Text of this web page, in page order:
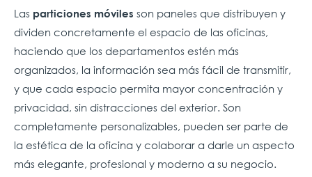
Las particiones móviles son paneles que distribuyen y
dividen concretamente el espacio de las oficinas,
haciendo que los departamentos estén más
organizados, la información sea más fácil de transmitir,
y que cada espacio permita mayor concentración y
privacidad, sin distracciones del exterior. Son
completamente personalizables, pueden ser parte de
la estética de la oficina y colaborar a darle un aspecto
más elegante, profesional y moderno a su negocio.